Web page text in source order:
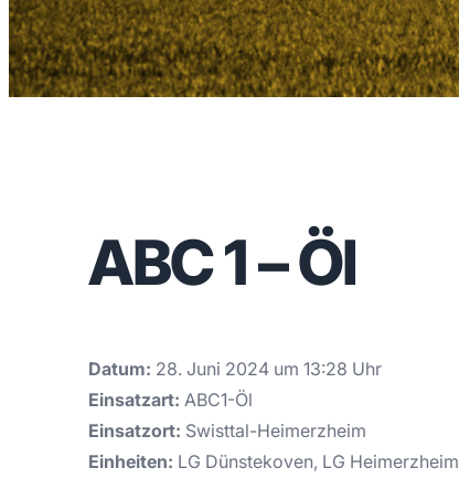
ABC 1 – Öl
Datum: 28. Juni 2024 um 13:28 Uhr
Einsatzart: ABC1-Öl
Einsatzort: Swisttal-Heimerzheim
Einheiten: LG Dünstekoven, LG Heimerzheim